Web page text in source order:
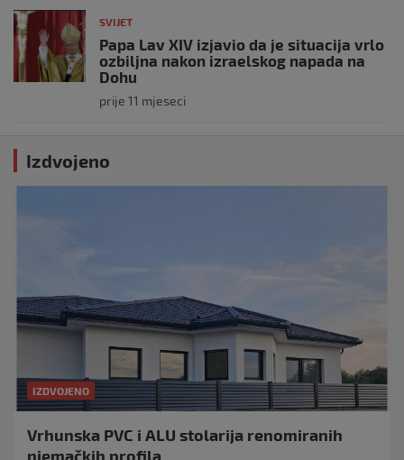
SVIJET
Papa Lav XIV izjavio da je situacija vrlo
ozbiljna nakon izraelskog napada na
Dohu
prije 11 mjeseci
Izdvojeno
IZDVOJENO
Vrhunska PVC i ALU stolarija renomiranih
njemačkih profila